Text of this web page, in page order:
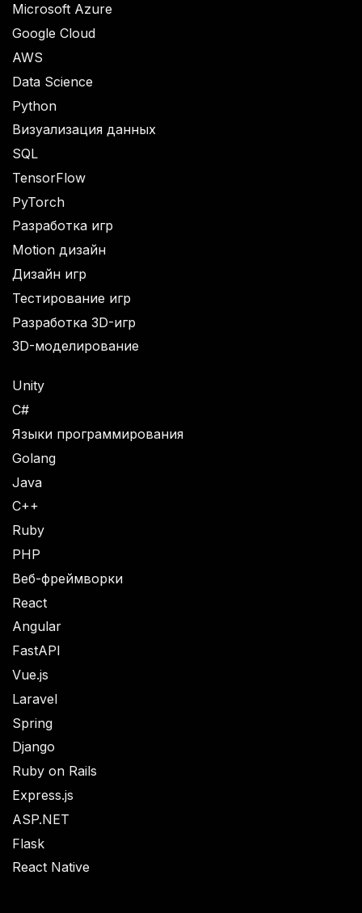
Microsoft Azure
Google Cloud
AWS
Data Science
Python
Визуализация данных
SQL
TensorFlow
PyTorch
Разработка игр
Motion дизайн
Дизайн игр
Тестирование игр
Разработка 3D-игр
3D-моделирование
Unity
C#
Языки программирования
Golang
Java
C++
Ruby
PHP
Веб-фреймворки
React
Angular
FastAPI
Vue.js
Laravel
Spring
Django
Ruby on Rails
Express.js
ASP.NET
Flask
React Native